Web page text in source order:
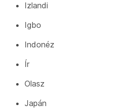
Izlandi
Igbo
Indonéz
Ír
Olasz
Japán